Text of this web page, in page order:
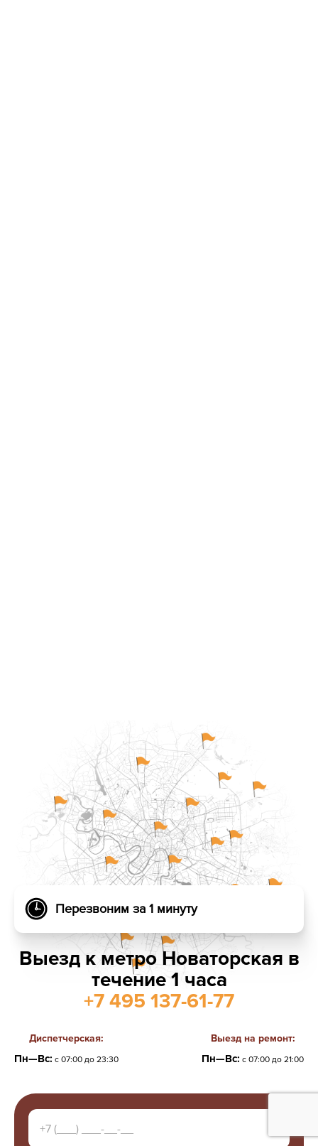
Выезд к метро Новаторская в
течение 1 часа
+7 495 137-61-77
Диспетчерская:
Пн—Вс: с 07:00 до 23:30
Выезд на ремонт:
Пн—Вс: с 07:00 до 21:00
Перезвоним за 1 минуту